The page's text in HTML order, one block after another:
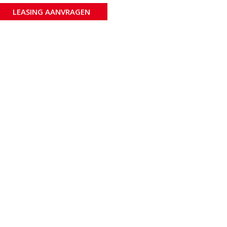
LEASING AANVRAGEN